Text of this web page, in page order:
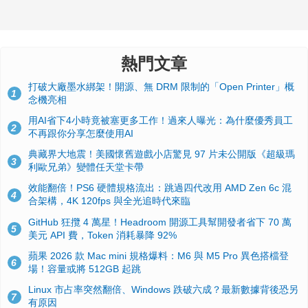
熱門文章
1
打破大廠墨水綁架！開源、無 DRM 限制的「Open Printer」概
念機亮相
2
用AI省下4小時竟被塞更多工作！過來人曝光：為什麼優秀員工
不再跟你分享怎麼使用AI
3
典藏界大地震！美國懷舊遊戲小店驚見 97 片未公開版《超級瑪
利歐兄弟》變體任天堂卡帶
4
效能翻倍！PS6 硬體規格流出：跳過四代改用 AMD Zen 6c 混
合架構，4K 120fps 與全光追時代來臨
5
GitHub 狂攬 4 萬星！Headroom 開源工具幫開發者省下 70 萬
美元 API 費，Token 消耗暴降 92%
6
蘋果 2026 款 Mac mini 規格爆料：M6 與 M5 Pro 異色搭檔登
場！容量或將 512GB 起跳
7
Linux 市占率突然翻倍、Windows 跌破六成？最新數據背後恐另
有原因